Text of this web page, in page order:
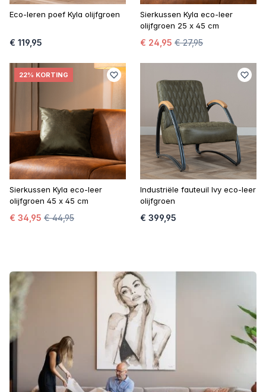
Eco-leren poef Kyla olijfgroen
€ 119,95
Sierkussen Kyla eco-leer
olijfgroen 25 x 45 cm
€ 24,95 € 27,95
22% KORTING
Sierkussen Kyla eco-leer
olijfgroen 45 x 45 cm
€ 34,95 € 44,95
Industriële fauteuil Ivy eco-leer
olijfgroen
€ 399,95